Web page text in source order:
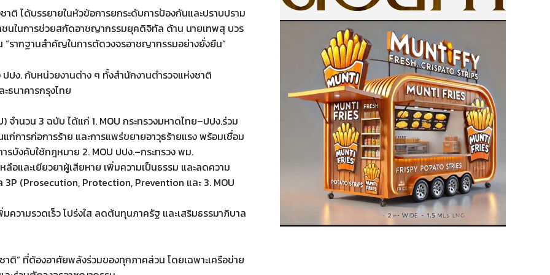
ได้บรรยายในหัวข้อการยกระดับการป้องกันและปราบปราม
ชนในการช่วยสกัดอาชญากรรมยุคดิจิทัล ด้าน นายเทพสุ บวร
“รากฐานสำคัญในการตัดวงจรอาชญากรรมอย่างยั่งยืน”
ปง. กับหน่วยงานต่าง ๆ ทั้งสำนักงานตำรวจแห่งชาติ
ธนาคารกรุงไทย
ำนวน 3 ฉบับ ได้แก่ 1. MOU กระทรวงมหาดไทย–ปปง.ร่วม
การก่อการร้าย และการแพร่ขยายอาวุธร้ายแรง พร้อมเชื่อม
รบังคับใช้กฎหมาย 2. MOU ปปง.–กระทรวง พม.
และเยียวยาผู้เสียหาย เพิ่มความเป็นธรรม และลดความ
(Prosecution, Protection, Prevention และ 3. MOU
ามรวดเร็ว โปร่งใส ลดต้นทุนภาครัฐ และเสริมธรรมาภิบาล
าติ” ที่ต้องอาศัยพลังร่วมของทุกภาคส่วน โดยเฉพาะเครือข่าย